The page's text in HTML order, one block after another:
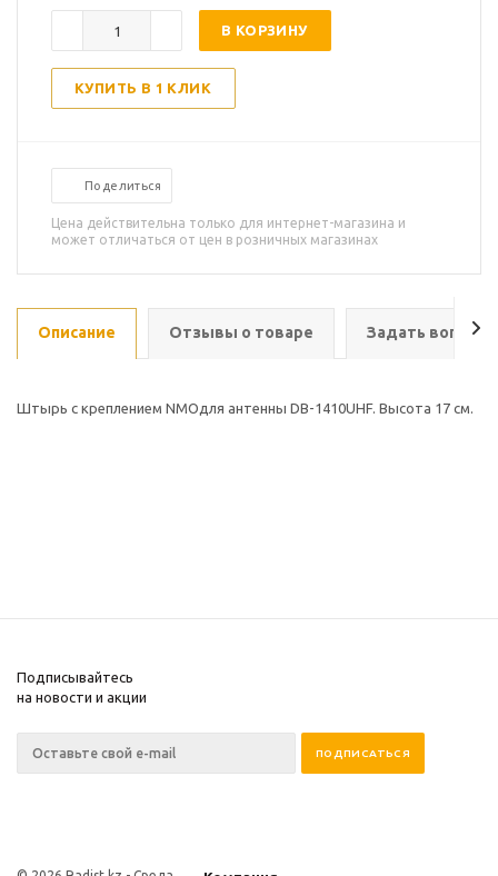
В КОРЗИНУ
КУПИТЬ В 1 КЛИК
Поделиться
Цена действительна только для интернет-магазина и
может отличаться от цен в розничных магазинах
Описание Отзывы о товаре Задать вопрос
Штырь с креплением NMOдля антенны DB-1410UHF. Высота 17 см.
Подписывайтесь
на новости и акции